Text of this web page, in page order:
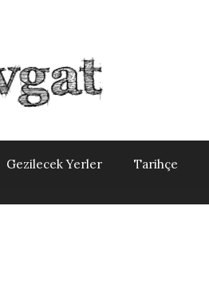
Gezilecek Yerler Tarihçe